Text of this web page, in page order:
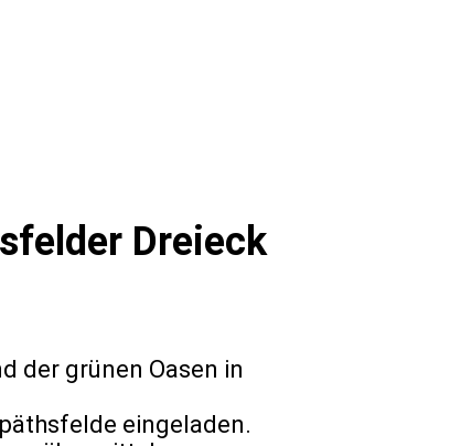
Dreieck
der grünen Oasen in
eingeladen.